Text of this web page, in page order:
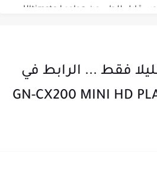
كيفية الاستعلام عن نتائج مسابقة سوناطراك 2025: الدليل الشامل
فقط ... الرابط في